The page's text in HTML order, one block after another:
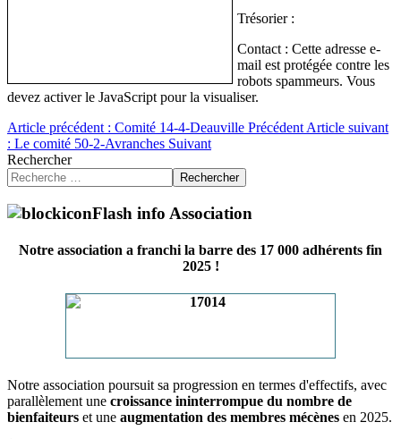
Trésorier :
Contact : Cette adresse e-
mail est protégée contre les
robots spammeurs. Vous
devez activer le JavaScript pour la visualiser.
Article précédent : Comité 14-4-Deauville Précédent Article suivant
: Le comité 50-2-Avranches Suivant
Rechercher
Rechercher
Flash info Association
Notre association a franchi la barre des 17 000 adhérents fin
2025 !
Notre association poursuit sa progression en termes d'effectifs, avec
parallèlement une croissance ininterrompue du nombre de
bienfaiteurs et une augmentation des membres mécènes en 2025.